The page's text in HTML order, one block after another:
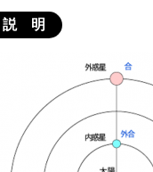
説 明